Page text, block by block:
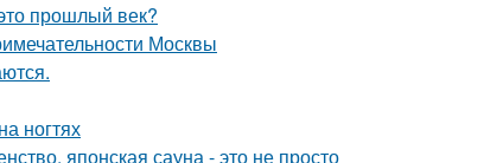
прошлый век?
Москвы
ногтях
японская сауна - это не просто